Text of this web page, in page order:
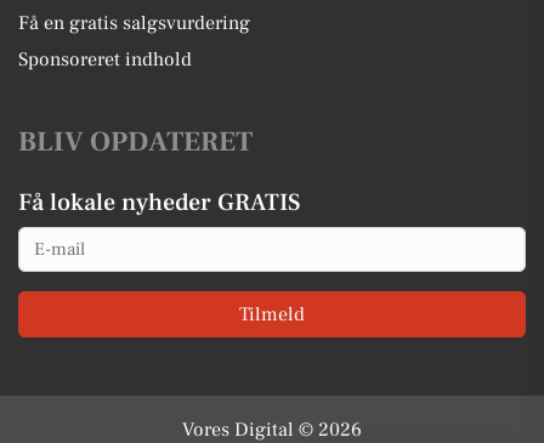
Få en gratis salgsvurdering
Sponsoreret indhold
BLIV OPDATERET
Få lokale nyheder GRATIS
Email
Tilmeld
Vores Digital © 2026